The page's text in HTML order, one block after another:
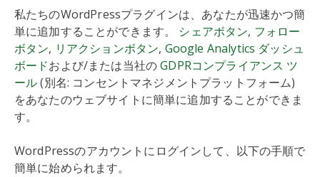
私たちのWordPressプラグインは、あなたが迅速かつ簡
単に追加することができます。 シェアボタン, フォロー
ボタン, リアクションボタン, Google Analytics ダッシュ
ボードおよび/または当社のGDPRコンプライアンス ツ
ール(別名: コンセントマネジメントプラットフォーム)
をあなたのウェブサイトに簡単に追加することができま
す。
WordPressのアカウントにログインして、以下の手順で
簡単に始められます。